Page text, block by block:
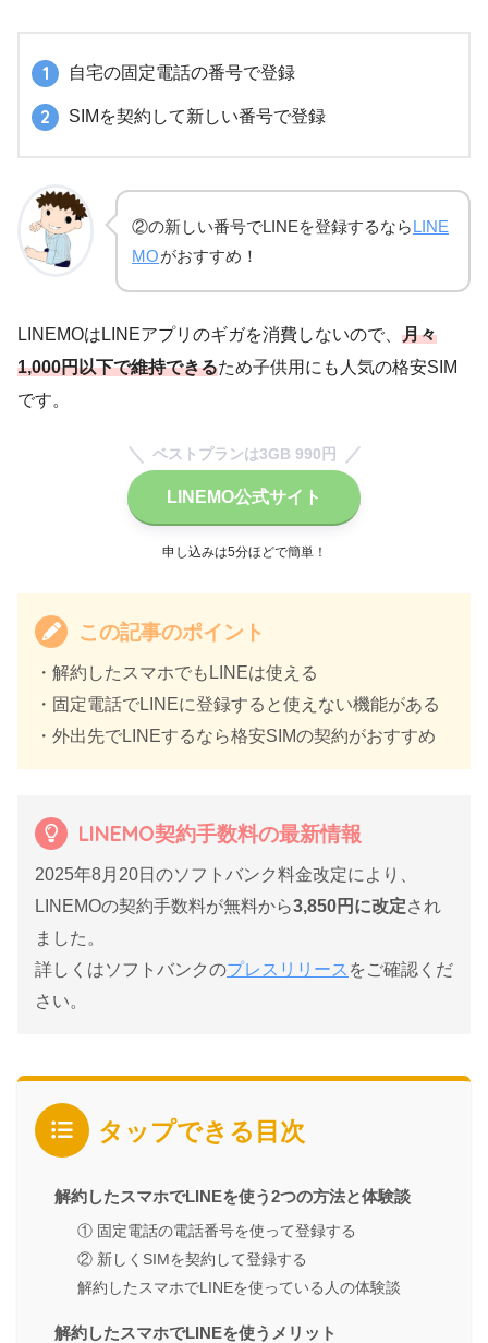
自宅の固定電話の番号で登録
SIMを契約して新しい番号で登録
②の新しい番号でLINEを登録するならLINE
MOがおすすめ！
LINEMOはLINEアプリのギガを消費しないので、 月々
1,000円以下で維持できるため子供用にも人気の格安SIM
です。
ベストプランは3GB 990円
LINEMO公式サイト
申し込みは5分ほどで簡単！
この記事のポイント
・解約したスマホでもLINEは使える
・固定電話でLINEに登録すると使えない機能がある
・外出先でLINEするなら格安SIMの契約がおすすめ
LINEMO契約手数料の最新情報
2025年8月20日のソフトバンク料金改定により、
LINEMOの契約手数料が無料から3,850円に改定され
ました。
詳しくはソフトバンクのプレスリリース をご確認くだ
さい。
タップできる目次
解約したスマホでLINEを使う2つの方法と体験談
① 固定電話の電話番号を使って登録する
② 新しくSIMを契約して登録する
解約したスマホでLINEを使っている人の体験談
解約したスマホでLINEを使うメリット